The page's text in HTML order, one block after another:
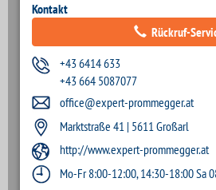
Kontakt
Rückruf-
+43 6414 633
+43 664 5087077
office@expert-prommegger.at
Marktstraße 41 | 5611 Großarl
http://www.expert-prommegger.at
Mo-Fr 8:00-12:00, 14:30-18:00 Sa